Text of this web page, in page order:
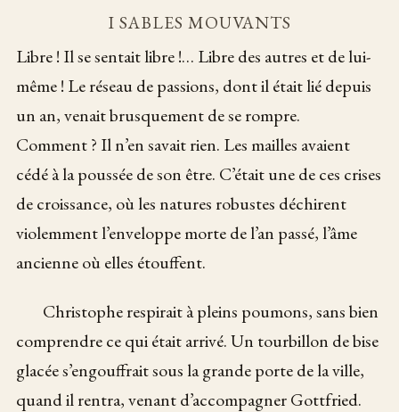
I SABLES MOUVANTS
Libre ! Il se sentait libre !… Libre des autres et de lui-
même ! Le réseau de passions, dont il était lié depuis
un an, venait brusquement de se rompre.
Comment ? Il n’en savait rien. Les mailles avaient
cédé à la poussée de son être. C’était une de ces crises
de croissance, où les natures robustes déchirent
violemment l’enveloppe morte de l’an passé, l’âme
ancienne où elles étouffent.
Christophe respirait à pleins poumons, sans bien
comprendre ce qui était arrivé. Un tourbillon de bise
glacée s’engouffrait sous la grande porte de la ville,
quand il rentra, venant d’accompagner Gottfried.